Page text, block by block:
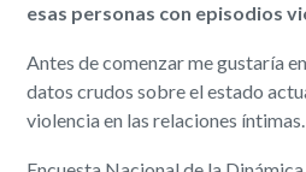
esas personas con episodios
Antes de comenzar me gustaría
datos crudos sobre el estado
violencia en las relaciones íntimas.